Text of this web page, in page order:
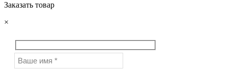
Заказать товар
×